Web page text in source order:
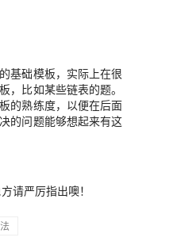
基础模板，实际上在很
，比如某些链表的题。
的熟练度，以便在后面
的问题能够想起来有这
请严厉指出噢！